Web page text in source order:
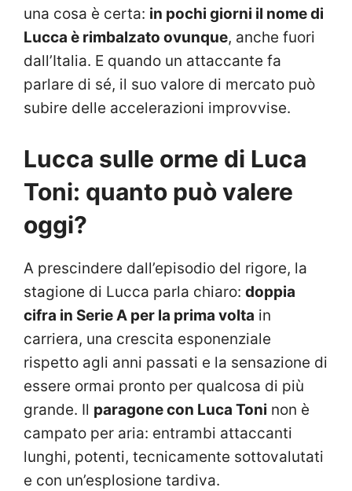
una cosa è certa: in pochi giorni il nome di
Lucca è rimbalzato ovunque, anche fuori
dall’Italia. E quando un attaccante fa
parlare di sé, il suo valore di mercato può
subire delle accelerazioni improvvise.
Lucca sulle orme di Luca
Toni: quanto può valere
oggi?
A prescindere dall’episodio del rigore, la
stagione di Lucca parla chiaro: doppia
cifra in Serie A per la prima volta in
carriera, una crescita esponenziale
rispetto agli anni passati e la sensazione di
essere ormai pronto per qualcosa di più
grande. Il paragone con Luca Toni non è
campato per aria: entrambi attaccanti
lunghi, potenti, tecnicamente sottovalutati
e con un’esplosione tardiva.